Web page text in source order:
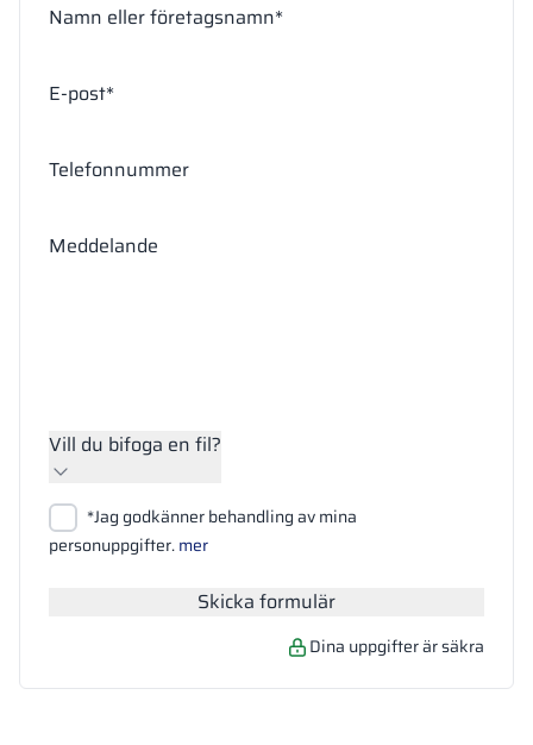
Namn eller företagsnamn*
E-post*
Telefonnummer
Meddelande
Vill du bifoga en fil?
Bifoga filer
Sök
*Jag godkänner behandling av mina
personuppgifter.mer
Skicka formulär
Dina uppgifter är säkra